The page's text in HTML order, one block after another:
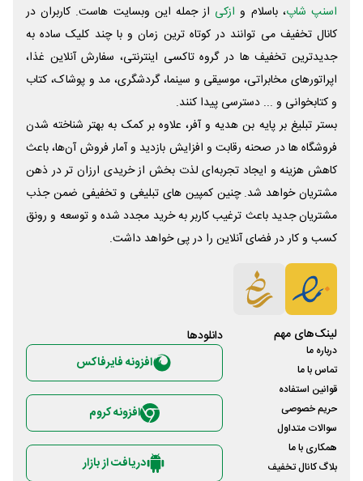
اسنپ شاپ، باسلام و ازکی از جمله این وبسایت ‌هاست. کاربران در
کانال تخفیف می توانند در کوتاه ترین زمان و با چند کلیک ساده به
جدیدترین تخفیف ها در گروه تاکسی اینترنتی، سفارش آنلاین غذا،
اپراتورهای مخابراتی، موسیقی و سینما، گردشگری، مد و پوشاک، کتاب
و کتابخوانی و ... دسترسی پیدا کنند.
بستر تبلیغ بر پایه بن هدیه و آفر، علاوه بر کمک به بهتر شناخته شدن
فروشگاه ها در صحنه رقابت و افزایش بازدید و آمار فروش آن‌ها، باعث
کاهش هزینه و ایجاد تجربه‌ای لذت بخش از خریدی ارزان تر در ذهن
مشتریان خواهد شد. چنین کمپین های تبلیغی و تخفیفی ضمن جذب
مشتریان جدید باعث ترغیب کاربر به خرید مجدد شده و توسعه و رونق
کسب و کار در فضای آنلاین را در پی خواهد داشت.
لینک‌های مهم
درباره ما
تماس با ما
قوانین استفاده
حریم خصوصی
سوالات متداول
همکاری با ما
بلاگ کانال تخفیف
دانلود‌ها
افزونه فایرفاکس
افزونه کروم
دریافت از بازار